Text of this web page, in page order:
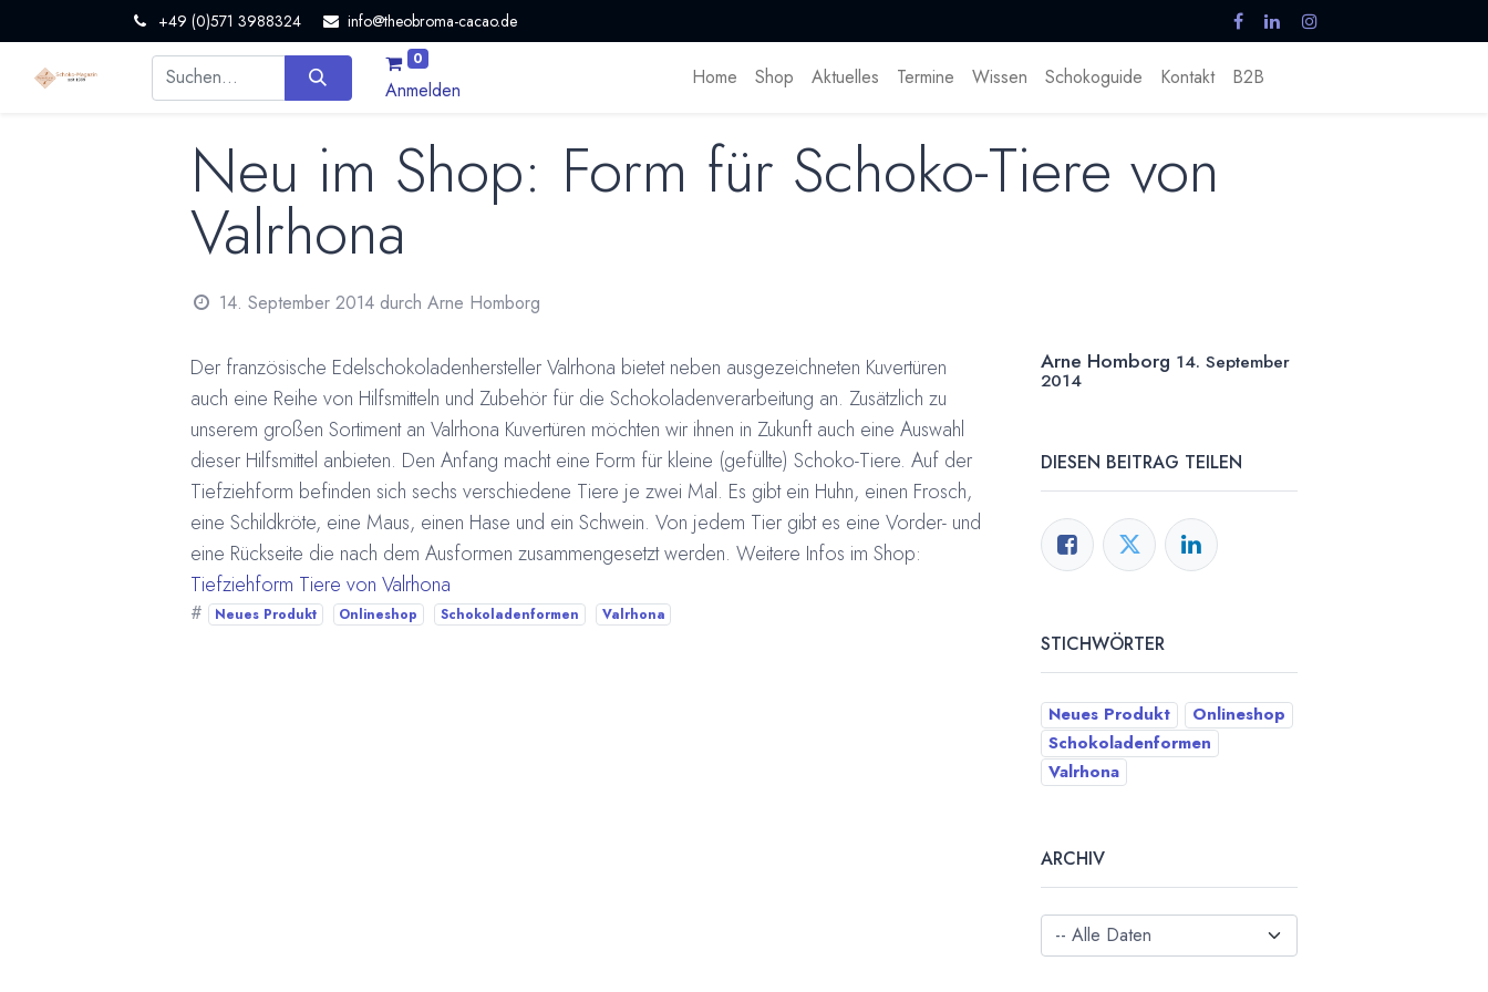
+49 (0)571 3988324 info@theobroma-cacao.de
0
Anmelden
Home Shop Aktuelles Termine Wissen Schokoguide Kontakt B2B
Neu im Shop: Form für Schoko-Tiere von
Valrhona
14. September 2014 durch Arne Homborg
Der französische Edelschokoladenhersteller Valrhona bietet neben ausgezeichneten Kuvertüren
auch eine Reihe von Hilfsmitteln und Zubehör für die Schokoladenverarbeitung an. Zusätzlich zu
unserem großen Sortiment an Valrhona Kuvertüren möchten wir ihnen in Zukunft auch eine Auswahl
dieser Hilfsmittel anbieten. Den Anfang macht eine Form für kleine (gefüllte) Schoko-Tiere. Auf der
Tiefziehform befinden sich sechs verschiedene Tiere je zwei Mal. Es gibt ein Huhn, einen Frosch,
eine Schildkröte, eine Maus, einen Hase und ein Schwein. Von jedem Tier gibt es eine Vorder- und
eine Rückseite die nach dem Ausformen zusammengesetzt werden. Weitere Infos im Shop:
Tiefziehform Tiere von Valrhona
# Neues Produkt Onlineshop Schokoladenformen Valrhona
Arne Homborg 14. September
2014
DIESEN BEITRAG TEILEN
STICHWÖRTER
Neues Produkt
Onlineshop
Schokoladenformen
Valrhona
ARCHIV